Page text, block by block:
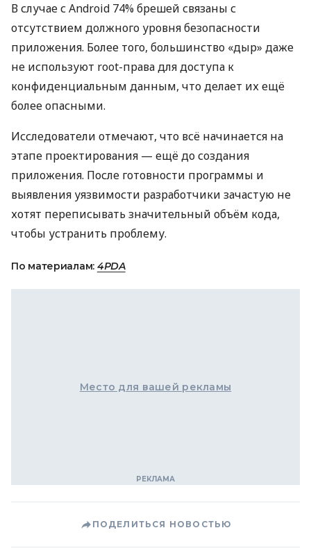
В случае с Android 74% брешей связаны с
отсутствием должного уровня безопасности
приложения. Более того, большинство «дыр» даже
не используют root-права для доступа к
конфиденциальным данным, что делает их ещё
более опасными.
Исследователи отмечают, что всё начинается на
этапе проектирования — ещё до создания
приложения. После готовности программы и
выявления уязвимости разработчики зачастую не
хотят переписывать значительный объём кода,
чтобы устранить проблему.
По материалам: 4PDA
Место для вашей рекламы
ПОДЕЛИТЬСЯ НОВОСТЬЮ